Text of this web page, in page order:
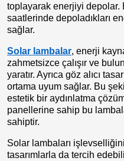
toplayarak enerjiyi depolar.
saatlerinde depoladıkları
sağlar.
Solar lambalar, enerji
zahmetsizce çalışır ve
yaratır. Ayrıca göz alıcı
ortama uyum sağlar. Bu
estetik bir aydınlatma
panellerine sahip bu
sahiptir.
Solar lambaları
tasarımlarla da tercih